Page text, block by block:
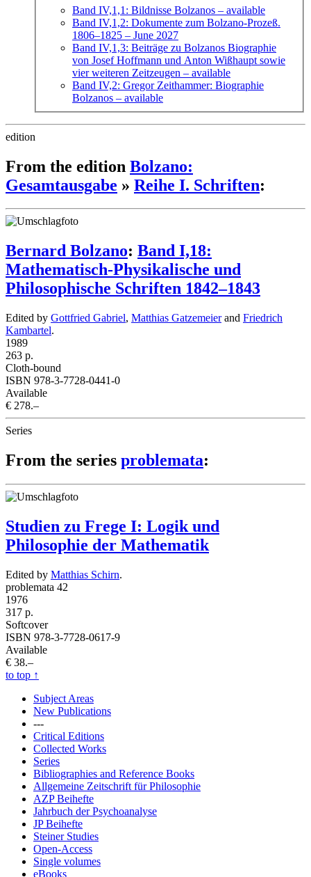
Band IV,1,1: Bildnisse Bolzanos – available
Band IV,1,2: Dokumente zum Bolzano-Prozeß.
1806–1825 – June 2027
Band IV,1,3: Beiträge zu Bolzanos Biographie
von Josef Hoffmann und Anton Wißhaupt sowie
vier weiteren Zeitzeugen – available
Band IV,2: Gregor Zeithammer: Biographie
Bolzanos – available
edition
From the edition Bolzano:
Gesamtausgabe » Reihe I. Schriften:
Bernard Bolzano: Band I,18:
Mathematisch-Physikalische und
Philosophische Schriften 1842–1843
Edited by Gottfried Gabriel, Matthias Gatzemeierand Friedrich
Kambartel.
1989
263 p.
Cloth-bound
ISBN 978-3-7728-0441-0
Available
€ 278.–
Series
From the series problemata:
Studien zu Frege I: Logik und
Philosophie der Mathematik
Edited by Matthias Schirn.
problemata 42
1976
317 p.
Softcover
ISBN 978-3-7728-0617-9
Available
€ 38.–
to top ↑
Subject Areas
New Publications
---
Critical Editions
Collected Works
Series
Bibliographies and Reference Books
Allgemeine Zeitschrift für Philosophie
AZP Beihefte
Jahrbuch der Psychoanalyse
JP Beihefte
Steiner Studies
Open-Access
Single volumes
eBooks